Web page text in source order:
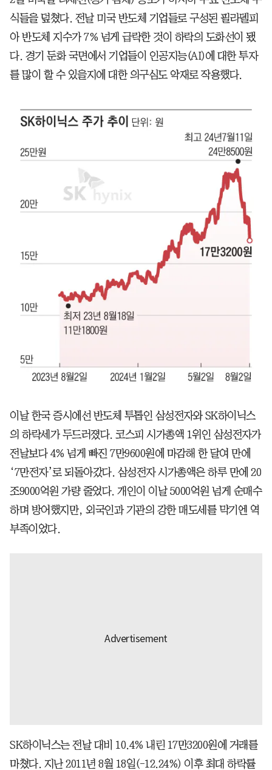
식들을 덮쳤다. 전날 미국 반도체 기업들로 구성된 필라델피
아 반도체 지수가 7% 넘게 급락한 것이 하락의 도화선이 됐
다. 경기 둔화 국면에서 기업들이 인공지능(AI)에 대한 투자
를 많이 할 수 있을지에 대한 의구심도 악재로 작용했다.
이날 한국 증시에선 반도체 투톱인 삼성전자와 SK하이닉스
의 하락세가 두드러졌다. 코스피 시가총액 1위인 삼성전자가
전날보다 4% 넘게 빠진 7만9600원에 마감해 한 달여 만에
‘7만전자’로 되돌아갔다. 삼성전자 시가총액은 하루 만에 20
조9000억원 가량 줄었다. 개인이 이날 5000억원 넘게 순매수
하며 방어했지만, 외국인과 기관의 강한 매도세를 막기엔 역
부족이었다.
SK하이닉스는 전날 대비 10.4% 내린 17만3200원에 거래를
마쳤다. 지난 2011년 8월 18일(-12.24%) 이후 최대 하락률